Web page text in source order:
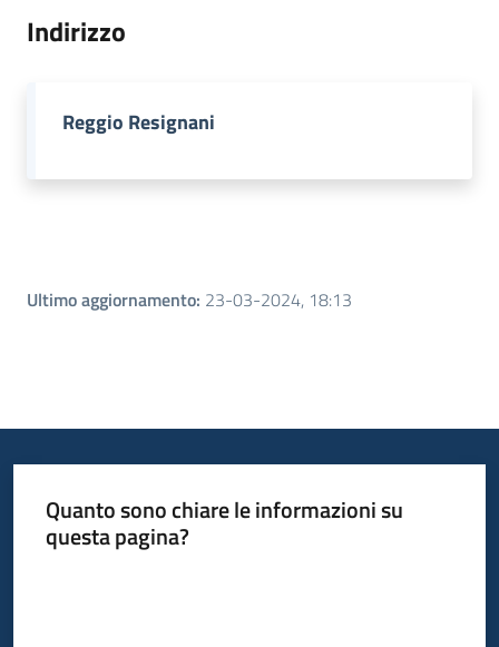
Progetti
Indirizzo
Reggio Resignani
Ultimo aggiornamento: 23-03-2024, 18:13
Quanto sono chiare le informazioni su
questa pagina?